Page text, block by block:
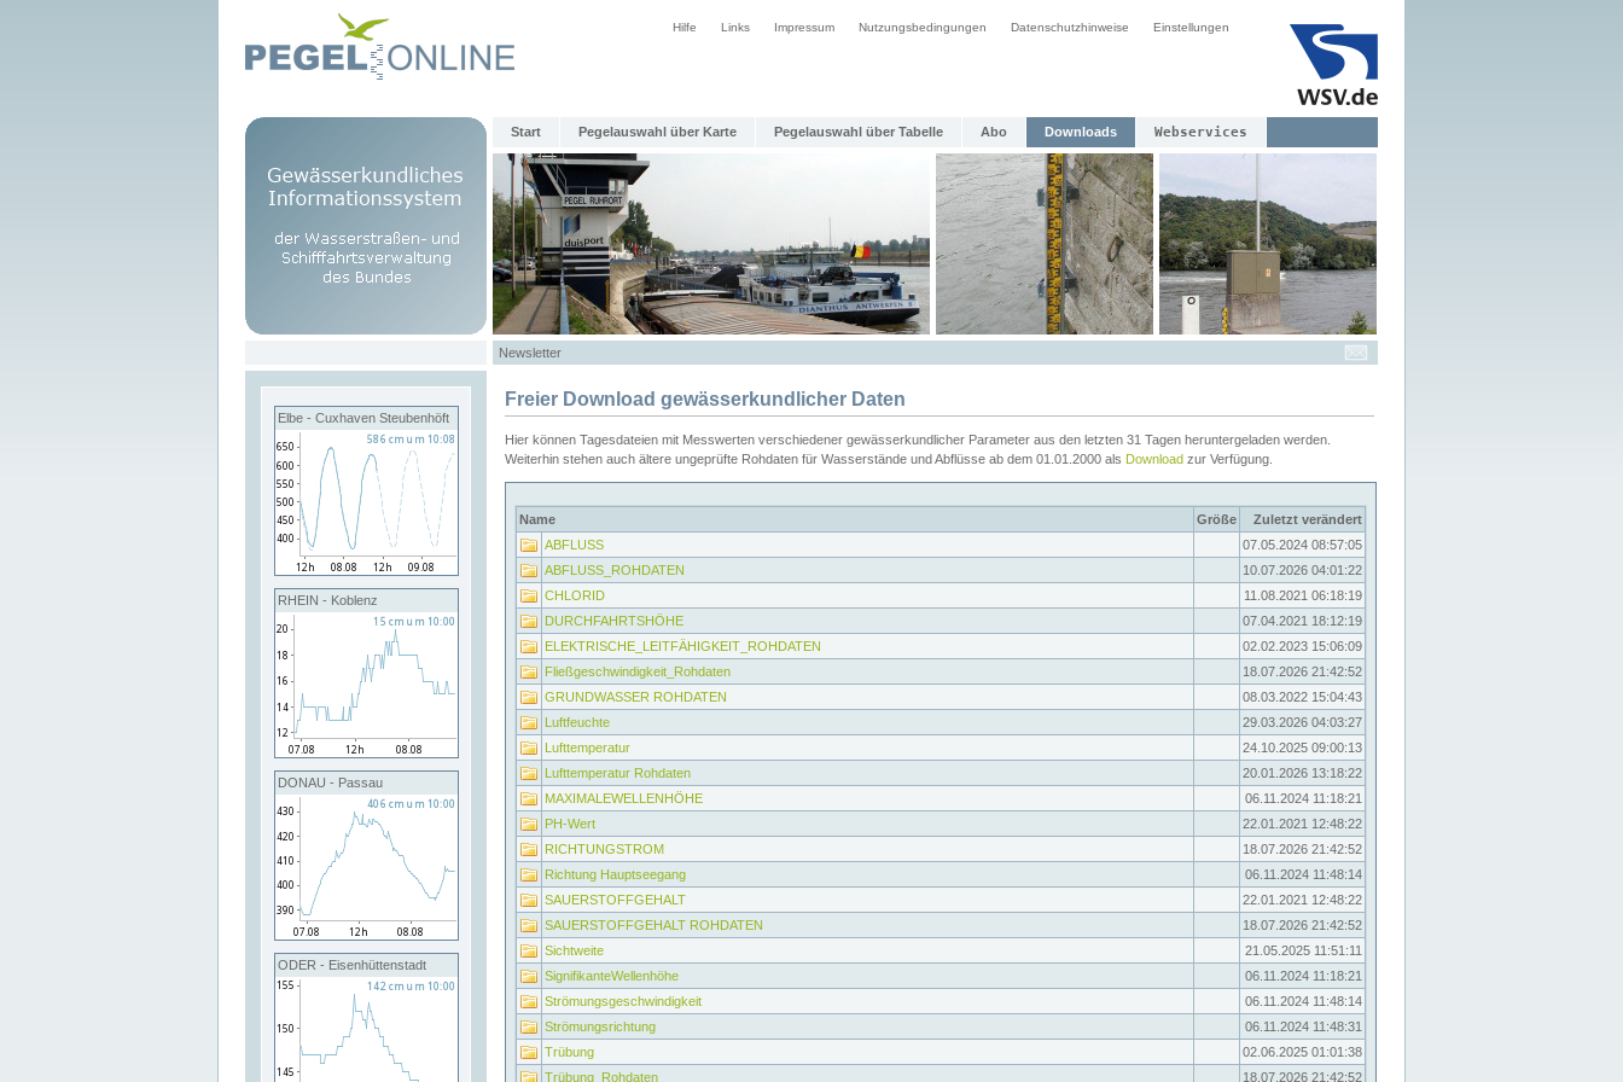
Hilfe Links Impressum Nutzungsbedingungen Datenschutzhinweise Einstellungen
Start Pegelauswahl über Karte Pegelauswahl über Tabelle Abo Downloads Webservices
Newsletter
Elbe - Cuxhaven Steubenhöft
RHEIN - Koblenz
DONAU - Passau
ODER - Eisenhüttenstadt
Freier Download gewässerkundlicher Daten
Hier können Tagesdateien mit Messwerten verschiedener gewässerkundlicher Parameter aus den letzten 31 Tagen heruntergeladen werden.
Weiterhin stehen auch ältere ungeprüfte Rohdaten für Wasserstände und Abflüsse ab dem 01.01.2000 als Download zur Verfügung.
Name Größe
Zuletzt verändert
ABFLUSS
07.05.2024 08:57:05
ABFLUSS_ROHDATEN
10.07.2026 04:01:22
CHLORID
11.08.2021 06:18:19
DURCHFAHRTSHÖHE
07.04.2021 18:12:19
ELEKTRISCHE_LEITFÄHIGKEIT_ROHDATEN
02.02.2023 15:06:09
Fließgeschwindigkeit_Rohdaten
18.07.2026 21:42:52
GRUNDWASSER ROHDATEN
08.03.2022 15:04:43
Luftfeuchte
29.03.2026 04:03:27
Lufttemperatur
24.10.2025 09:00:13
Lufttemperatur Rohdaten
20.01.2026 13:18:22
MAXIMALEWELLENHÖHE
06.11.2024 11:18:21
PH-Wert
22.01.2021 12:48:22
RICHTUNGSTROM
18.07.2026 21:42:52
Richtung Hauptseegang
06.11.2024 11:48:14
SAUERSTOFFGEHALT
22.01.2021 12:48:22
SAUERSTOFFGEHALT ROHDATEN
18.07.2026 21:42:52
Sichtweite
21.05.2025 11:51:11
SignifikanteWellenhöhe
06.11.2024 11:18:21
Strömungsgeschwindigkeit
06.11.2024 11:48:14
Strömungsrichtung
06.11.2024 11:48:31
Trübung
02.06.2025 01:01:38
Trübung_Rohdaten
18.07.2026 21:42:52